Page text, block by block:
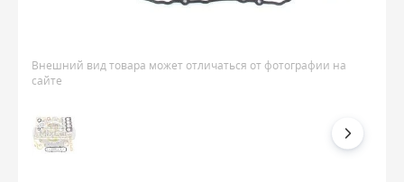
Внешний вид товара может отличаться от фотографии на
сайте